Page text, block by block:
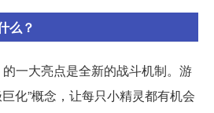
么？
的一大亮点是全新的战斗机制。游
巨化”概念，让每只小精灵都有机会